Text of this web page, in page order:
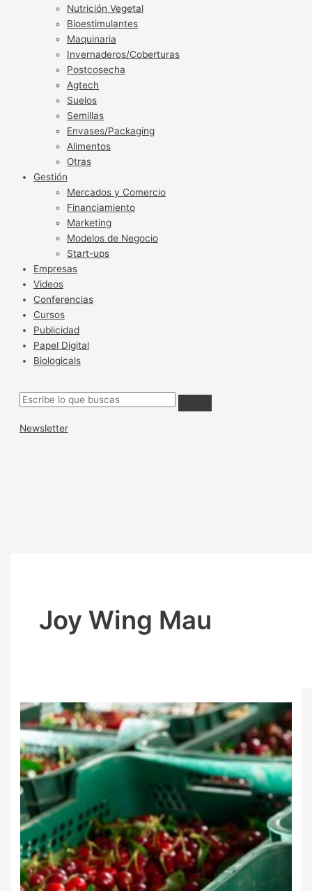
Nutrición Vegetal
Bioestimulantes
Maquinaria
Invernaderos/Coberturas
Postcosecha
Agtech
Suelos
Semillas
Envases/Packaging
Alimentos
Otras
Gestión
Mercados y Comercio
Financiamiento
Marketing
Modelos de Negocio
Start-ups
Empresas
Videos
Conferencias
Cursos
Publicidad
Papel Digital
Biologicals
Newsletter
Joy Wing Mau